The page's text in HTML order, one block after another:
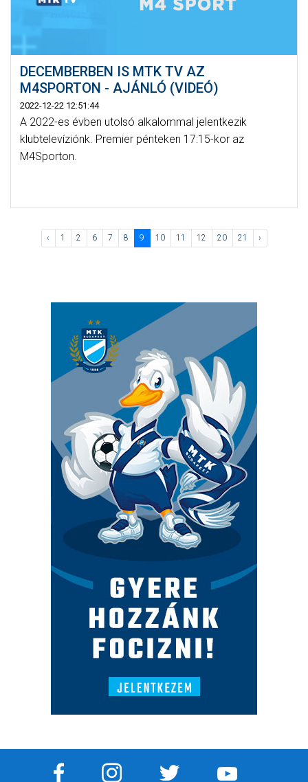
DECEMBERBEN IS MTK TV AZ
M4SPORTON - AJÁNLÓ (VIDEÓ)
2022-12-22 12:51:44
A 2022-es évben utolsó alkalommal jelentkezik
klubtelevíziónk. Premier pénteken 17:15-kor az
M4Sporton.
‹ 1 2 6 7 8 9 10 11 12 20 21 ›